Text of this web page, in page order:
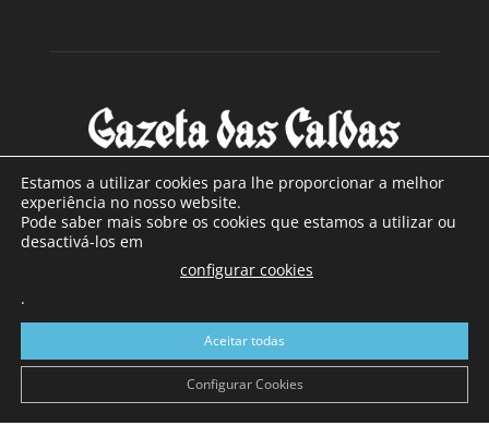
SOBRE NÓS
Com sede nas Caldas da Rainha e mais de 90 anos de
a sul de distrito de Leiria, com mais de 40.000 leitores por
toda a região Oeste. Jornal com distribuição em Portugal
Continental e assinatura online.
Estamos a utilizar cookies para lhe proporcionar a melhor
experiência no nosso website.
Pode saber mais sobre os cookies que estamos a utilizar ou
desactivá-los em
configurar cookies
.
Aceitar todas
Configurar Cookies